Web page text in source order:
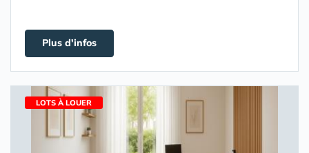
Plus d'infos
LOTS À LOUER